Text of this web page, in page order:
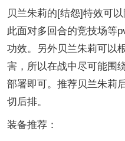
贝兰朱莉的[结怨]特效可
此面对多回合的竞技场等
功效。另外贝兰朱莉可以
害，所以在战中尽可能围
部署即可。推荐贝兰朱莉
切后排。
装备推荐：